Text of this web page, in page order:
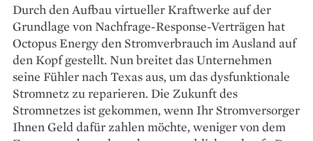
Durch den Aufbau virtueller Kraftwerke auf der
Grundlage von Nachfrage-Response-Verträgen hat
Octopus Energy den Stromverbrauch im Ausland auf
den Kopf gestellt. Nun breitet das Unternehmen
seine Fühler nach Texas aus, um das dysfunktionale
Stromnetz zu reparieren. Die Zukunft des
Stromnetzes ist gekommen, wenn Ihr Stromversorger
Ihnen Geld dafür zahlen möchte, weniger von dem